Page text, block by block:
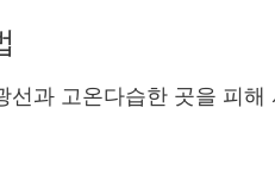
선과 고온다습한 곳을 피